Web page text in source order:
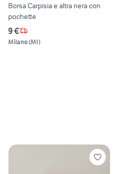
Borsa Carpisia e altra nera con
pochette
9 €
Milano(MI)